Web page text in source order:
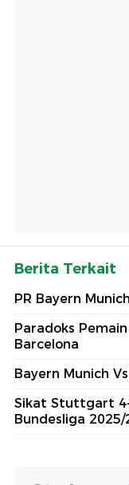
Berita Terkait
PR Bayern
Paradoks
Barcelona
Bayern Munich
Sikat Stuttgart
Bundesliga 2025/